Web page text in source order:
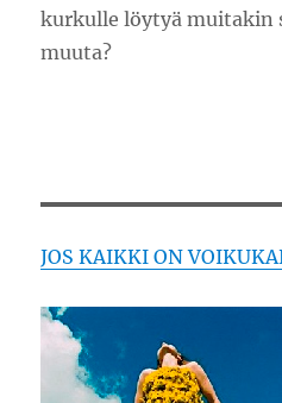
kurkulle löytyä muitakin
muuta?
JOS KAIKKI ON